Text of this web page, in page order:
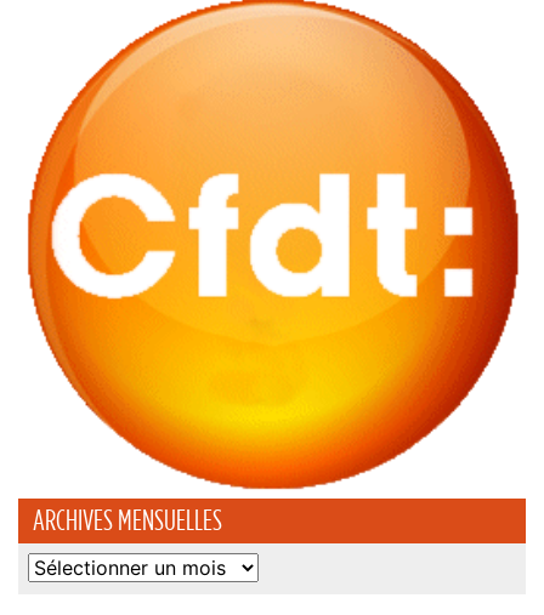
ARCHIVES MENSUELLES
Archives